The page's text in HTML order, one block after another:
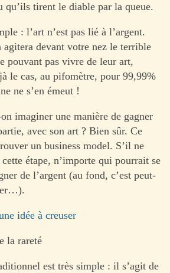
qu’ils tirent le diable par la queue.
: l’art n’est pas lié à l’argent.
agitera devant votre nez le terrible
pouvant pas vivre de leur art,
le cas, au pifomètre, pour 99,99%
ne s’en émeut !
imaginer une manière de gagner
avec son art ? Bien sûr. Ce
un business model. S’il ne
étape, n’importe qui pourrait se
de l’argent (au fond, c’est peut-
idée à creuser
la rareté
est très simple : il s’agit de